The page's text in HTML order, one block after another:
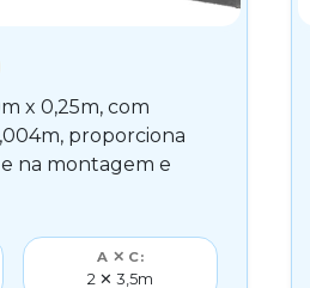
x 0,25m, com
proporciona
na montagem e
A ✕ C:
2 ✕ 3,5m